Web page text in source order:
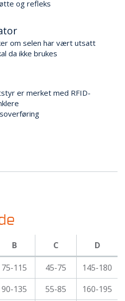
og refleks
om selen har vært utsatt
da ikke brukes
er merket med RFID-
B C D
75-115 45-75
145-180
90-135 55-85
160-195